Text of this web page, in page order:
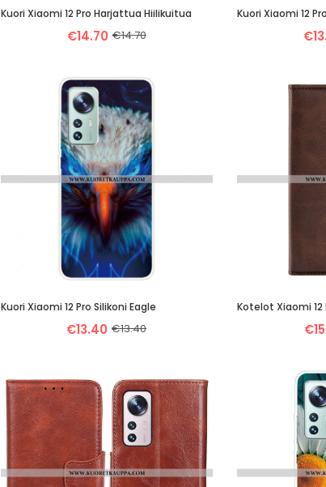
Kuori Xiaomi 12 Pro Harjattua Hiilikuitua
€14.70 €14.70
Kuori Xiaomi 12
Kuori Xiaomi 12 Pro Silikoni Eagle
€13.40 €13.40
Kotelot Xiaomi 12